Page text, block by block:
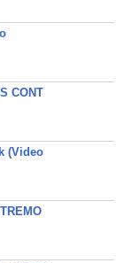
CONT
(Video